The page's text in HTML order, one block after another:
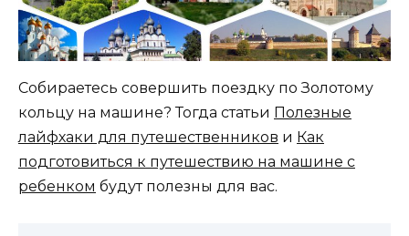
Собираетесь совершить поездку по Золотому
кольцу на машине? Тогда статьи Полезные
лайфхаки для путешественников и Как
подготовиться к путешествию на машине с
ребенком будут полезны для вас.